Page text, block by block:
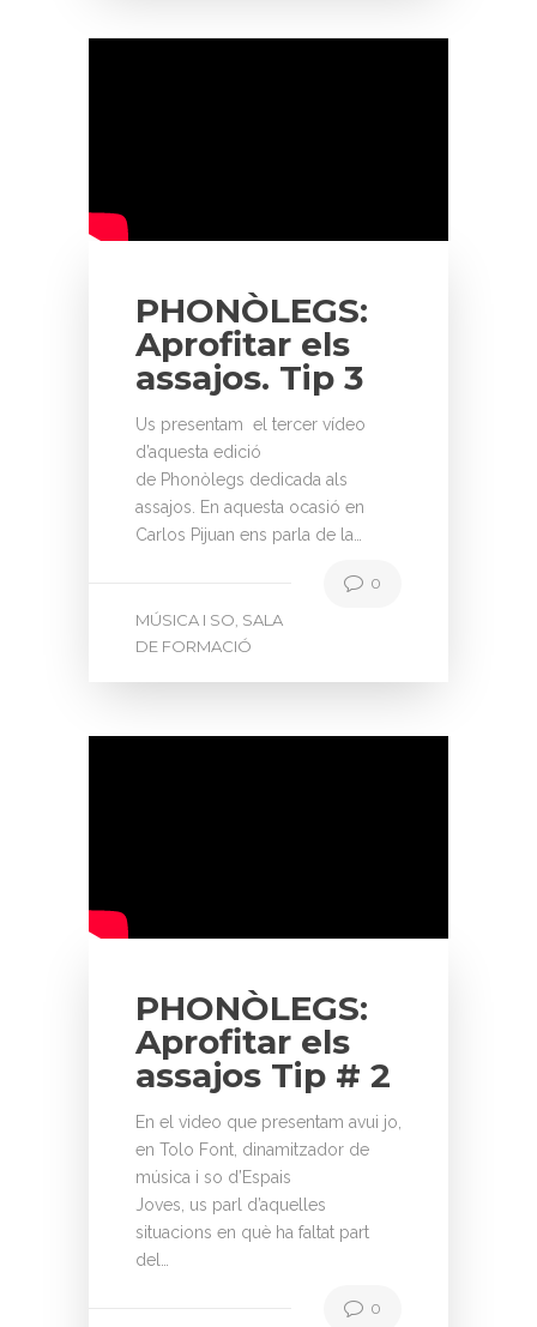
PHONÒLEGS:
Aprofitar els
assajos. Tip 3
Us presentam el tercer vídeo
d’aquesta edició
de Phonòlegs dedicada als
assajos. En aquesta ocasió en
Carlos Pijuan ens parla de la…
MÚSICA I SO SALA
DE FORMACIÓ
0
PHONÒLEGS:
Aprofitar els
assajos Tip # 2
En el video que presentam avui jo,
en Tolo Font, dinamitzador de
música i so d’Espais
Joves, us parl d’aquelles
situacions en què ha faltat part
del…
0